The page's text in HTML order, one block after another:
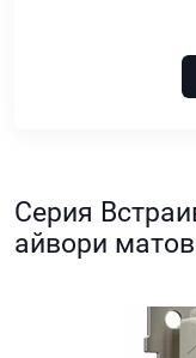
Серия
айвори